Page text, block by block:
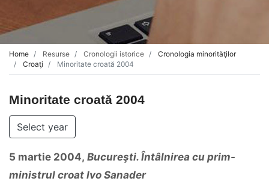
Home Resurse Cronologii istorice
Cronologia minorităţilor
Croaţi
Minoritate croată 2004
Minoritate croată 2004
Select year
5 martie 2004, Bucureşti. Întâlnirea cu prim-
ministrul croat Ivo Sanader